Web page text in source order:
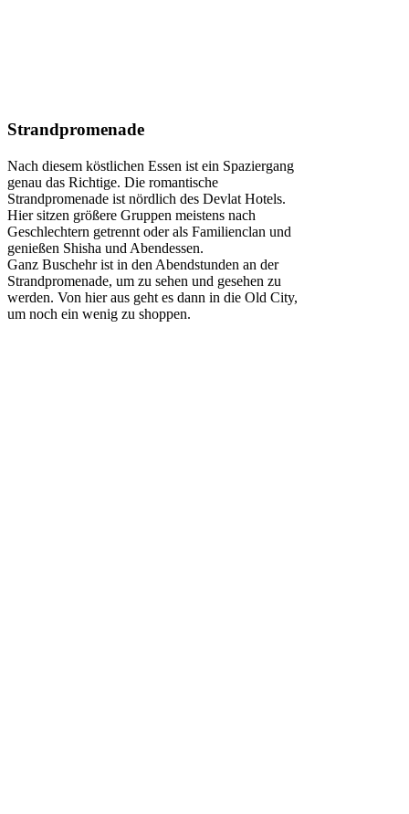
Strandpromenade
Nach diesem köstlichen Essen ist ein Spaziergang
genau das Richtige. Die romantische
Strandpromenade ist nördlich des Devlat Hotels.
Hier sitzen größere Gruppen meistens nach
Geschlechtern getrennt oder als Familienclan und
genießen Shisha und Abendessen.
Ganz Buschehr ist in den Abendstunden an der
Strandpromenade, um zu sehen und gesehen zu
werden. Von hier aus geht es dann in die Old City,
um noch ein wenig zu shoppen.